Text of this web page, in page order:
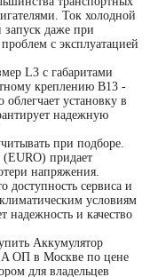
Ток холодной
запуск даже при
с эксплуатацией
L3 с габаритами
креплению B13 -
установку в
надежную
при подборе.
придает
напряжения.
доступность сервиса и
условиям
надежность и качество
Аккумулятор
ОП в Москве по цене
для владельцев